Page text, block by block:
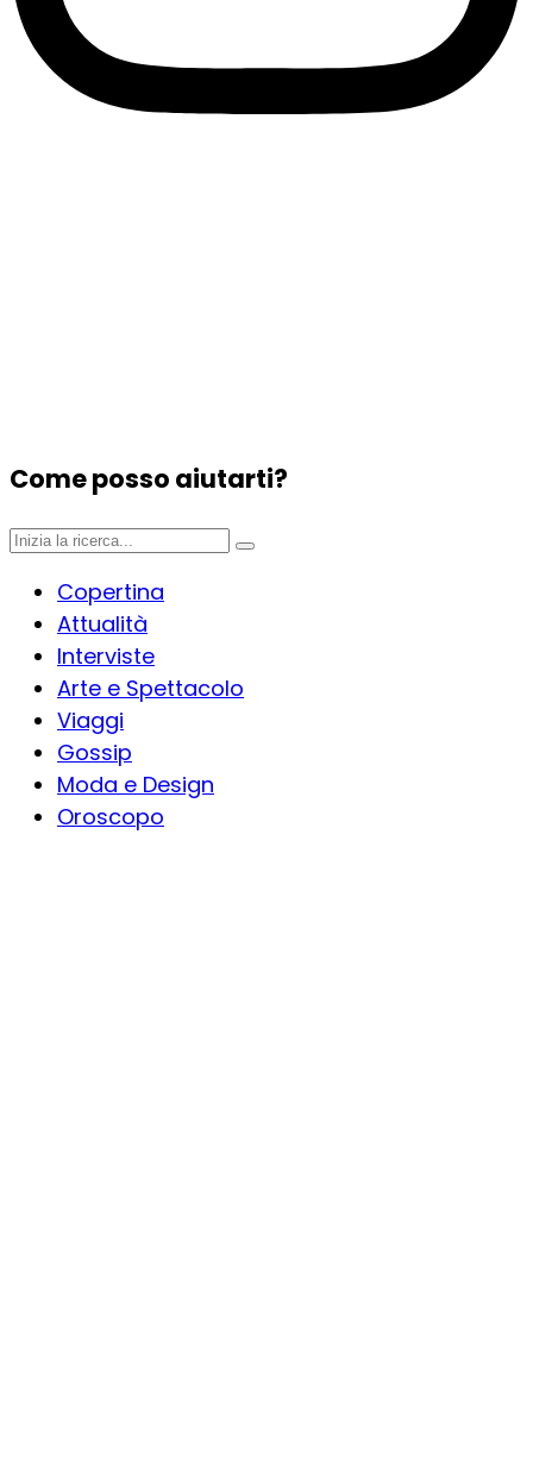
Come posso aiutarti?
Copertina
Attualità
Interviste
Arte e Spettacolo
Viaggi
Gossip
Moda e Design
Oroscopo